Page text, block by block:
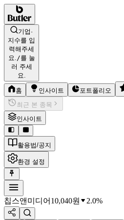
기업·
지수를 입
력해주세
요./를 눌
러 주세
요.
홈 인사이트 포트폴리오
최근 본 종목
인사이트
활용법/공지
환경 설정
칩스앤미디어 10,040원 2.0%